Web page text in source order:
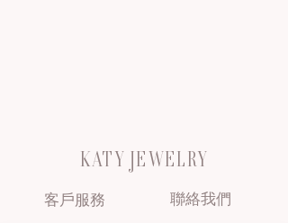
KATY JEWELRY
客戶服務 聯絡我們